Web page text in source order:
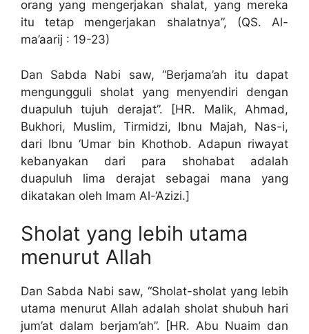
orang yang mengerjakan shalat, yang mereka
itu tetap mengerjakan shalatnya”, (QS. Al-
ma’aarij : 19-23)
Dan Sabda Nabi saw, “Berjama’ah itu dapat
mengungguli sholat yang menyendiri dengan
duapuluh tujuh derajat”. [HR. Malik, Ahmad,
Bukhori, Muslim, Tirmidzi, Ibnu Majah, Nas-i,
dari Ibnu ‘Umar bin Khothob. Adapun riwayat
kebanyakan dari para shohabat adalah
duapuluh lima derajat sebagai mana yang
dikatakan oleh Imam Al-‘Azizi.]
Sholat yang lebih utama
menurut Allah
Dan Sabda Nabi saw, “Sholat-sholat yang lebih
utama menurut Allah adalah sholat shubuh hari
jum’at dalam berjam’ah”. [HR. Abu Nuaim dan